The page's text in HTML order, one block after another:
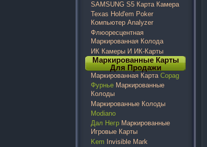
SAMSUNG S5 Карта Камера
Texas Hold'em Poker
Компьютер Analyzer
Флюоресцентная
Маркированная Колода
ИК Камеры И ИК-Карты
Маркированные Карты
Для Продажи
Маркированная Карта Copag
Фурнье Маркированные
Колоды
Маркированные Колоды
Modiano
Дал НегрМаркированные
Игровые Карты
Kem
Invisible Mark